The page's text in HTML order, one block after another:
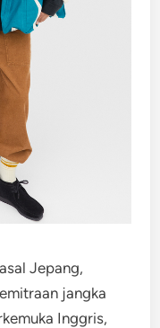
Jepang,
jangka
Inggris,